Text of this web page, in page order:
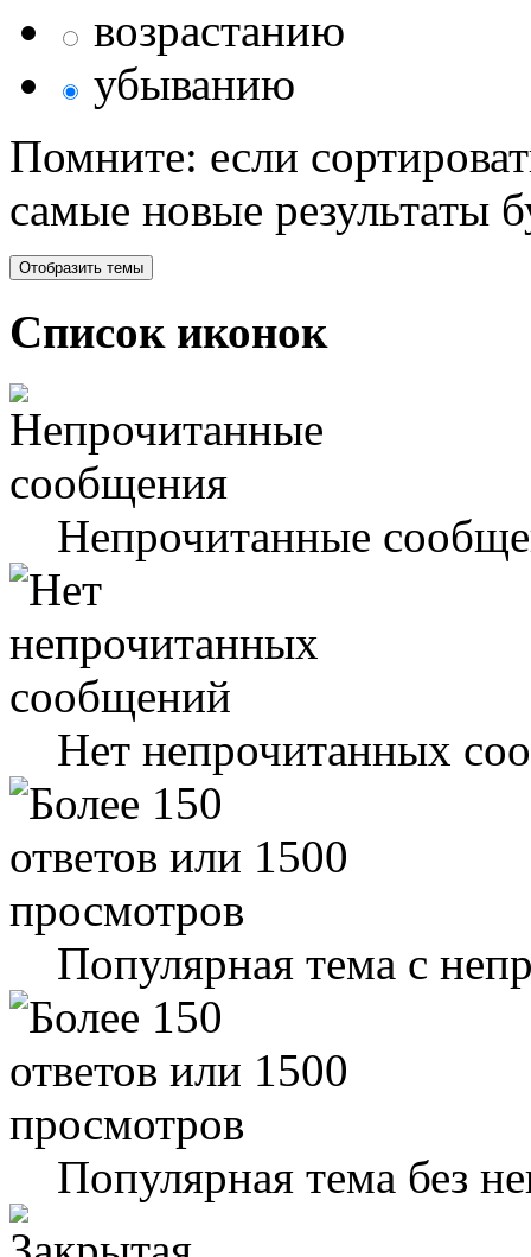
возрастанию
убыванию
Помните: если
самые новые результаты
Список иконок
Непрочитанные
Нет непрочитанных
Популярная тема с
Популярная тема без